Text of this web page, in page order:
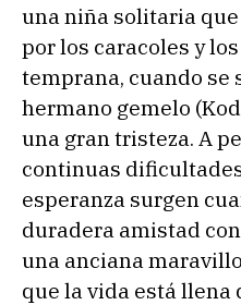
una niña solitaria
por los caracoles y
temprana, cuando se
hermano gemelo
una gran tristeza. A
continuas
esperanza surgen
duradera amistad
una anciana
que la vida está llena